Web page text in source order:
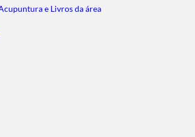
e Livros da área